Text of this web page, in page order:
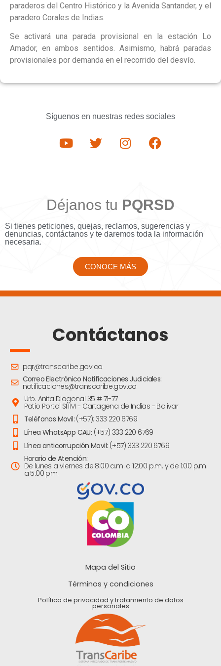
paraderos del Centro Histórico y la Avenida Santander, y el
paradero Corales de Indias.
Se activará una parada provisional en la estación Lo
Amador, en ambos sentidos. Asimismo, habrá paradas
provisionales por demanda en el recorrido del desvío.
Síguenos en nuestras redes sociales
Déjanos tu PQRSD
Si tienes peticiones, quejas, reclamos, sugerencias y
denuncias, contáctanos y te daremos toda la información
necesaria.
CONOCE MÁS
Contáctanos
pqr@transcaribe.gov.co
Correo Electrónico Notificaciones Judiciales:
notificaciones@transcaribe.gov.co
Urb. Anita Diagonal 35 # 71-77
Patio Portal SITM - Cartagena de Indias - Bolivar
Teléfonos Movil: (+57): 333 220 6769
Línea WhatsApp CAU: (+57) 333 220 6769
Línea anticorrupción Movil: (+57) 333 220 6769
Horario de Atención:
De lunes a viernes de 8:00 a.m. a 12:00 p.m. y de 1:00 p.m.
a 5:00 pm.
Mapa del Sitio
Términos y condiciones
Política de privacidad y tratamiento de datos
personales